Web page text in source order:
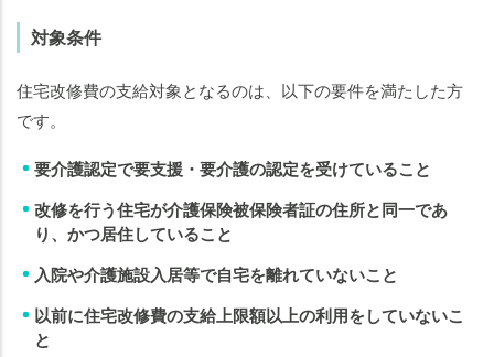
対象条件
住宅改修費の支給対象となるのは、以下の要件を満たした方
です。
要介護認定で要支援・要介護の認定を受けていること
改修を行う住宅が介護保険被保険者証の住所と同一であ
り、かつ居住していること
入院や介護施設入居等で自宅を離れていないこと
以前に住宅改修費の支給上限額以上の利用をしていないこ
と